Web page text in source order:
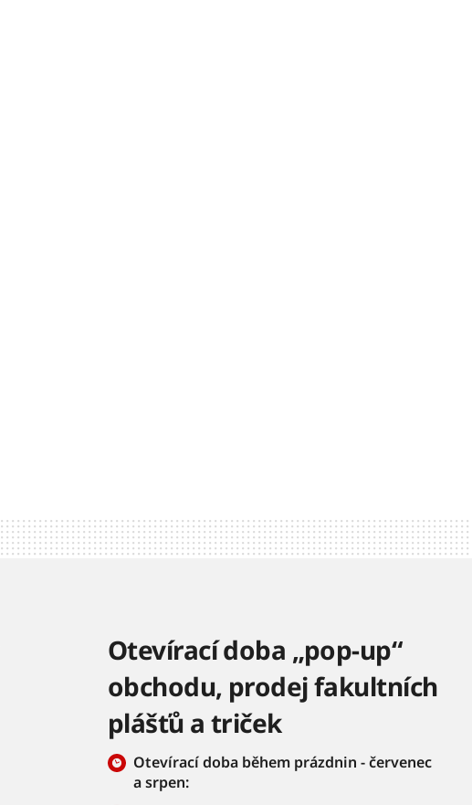
Otevírací doba „pop-up“
obchodu, prodej fakultních
plášťů a triček
Otevírací doba během prázdnin - červenec
a srpen: